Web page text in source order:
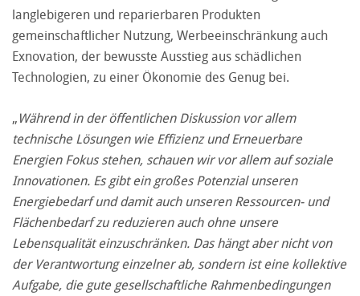
langlebigeren und reparierbaren Produkten
gemeinschaftlicher Nutzung, Werbeeinschränkung auch
Exnovation, der bewusste Ausstieg aus schädlichen
Technologien, zu einer Ökonomie des Genug bei.
„Während in der öffentlichen Diskussion vor allem
technische Lösungen wie Effizienz und Erneuerbare
Energien Fokus stehen, schauen wir vor allem auf soziale
Innovationen. Es gibt ein großes Potenzial unseren
Energiebedarf und damit auch unseren Ressourcen- und
Flächenbedarf zu reduzieren auch ohne unsere
Lebensqualität einzuschränken. Das hängt aber nicht von
der Verantwortung einzelner ab, sondern ist eine kollektive
Aufgabe, die gute gesellschaftliche Rahmenbedingungen